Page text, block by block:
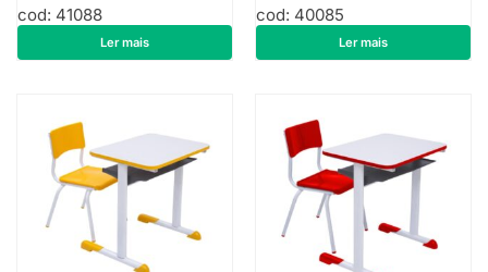
cod: 41088
R$494,76
Ler mais
cod: 40085
R$508,76
Ler mais